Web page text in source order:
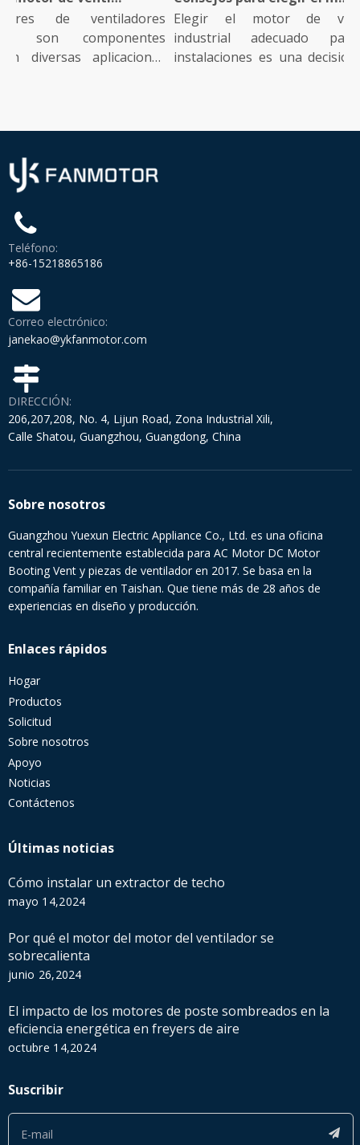
de ventiladores
son componentes
diversas aplicaciones
Elegir el motor de
industrial adecuado
instalaciones es una decisión
Teléfono:
+86-15218865186
Correo electrónico:
janekao@ykfanmotor.com
DIRECCIÓN:
206,207,208, No. 4, Lijun Road, Zona Industrial Xili,
Calle Shatou, Guangzhou, Guangdong, China
Sobre nosotros
Guangzhou Yuexun Electric Appliance Co., Ltd. es una oficina
central recientemente establecida para AC Motor DC Motor
Booting Vent y piezas de ventilador en 2017. Se basa en la
compañía familiar en Taishan. Que tiene más de 28 años de
experiencias en diseño y producción.
Enlaces rápidos
Hogar
Productos
Solicitud
Sobre nosotros
Apoyo
Noticias
Contáctenos
Últimas noticias
Cómo instalar un extractor de techo
mayo 14,2024
Por qué el motor del motor del ventilador se
sobrecalienta
junio 26,2024
El impacto de los motores de poste sombreados en la
eficiencia energética en freyers de aire
octubre 14,2024
Suscribir